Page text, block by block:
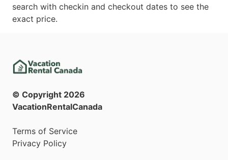
search with checkin and checkout dates to see the
exact price.
© Copyright 2026
VacationRentalCanada
Terms of Service
Privacy Policy